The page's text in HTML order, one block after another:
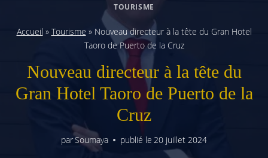
TOURISME
Accueil » Tourisme » Nouveau directeur à la tête du Gran Hotel
Taoro de Puerto de la Cruz
Nouveau directeur à la tête du
Gran Hotel Taoro de Puerto de la
Cruz
parSoumaya publié le 20 juillet 2024